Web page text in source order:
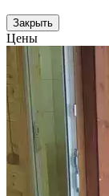
Закрыть
Цены